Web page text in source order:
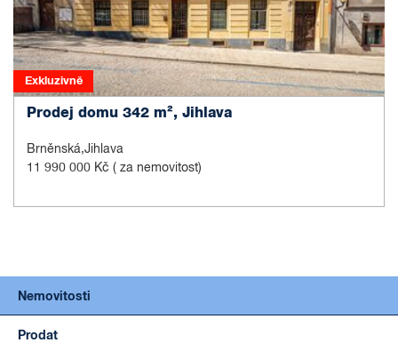
Exkluzivně
Prodej domu 342 m², Jihlava
Brněnská,Jihlava
11 990 000 Kč ( za nemovitost)
Nemovitosti
Prodat